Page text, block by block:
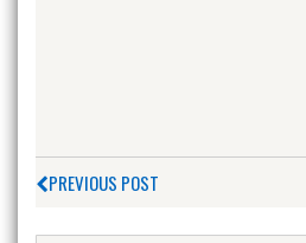
PREVIOUS POST